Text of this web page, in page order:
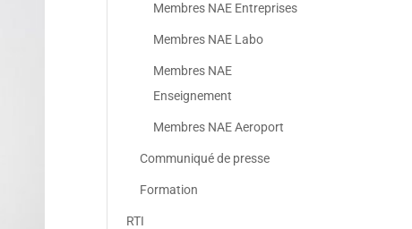
Membres NAE Entreprises
Membres NAE Labo
Membres NAE
Enseignement
Membres NAE Aeroport
Communiqué de presse
Formation
RTI